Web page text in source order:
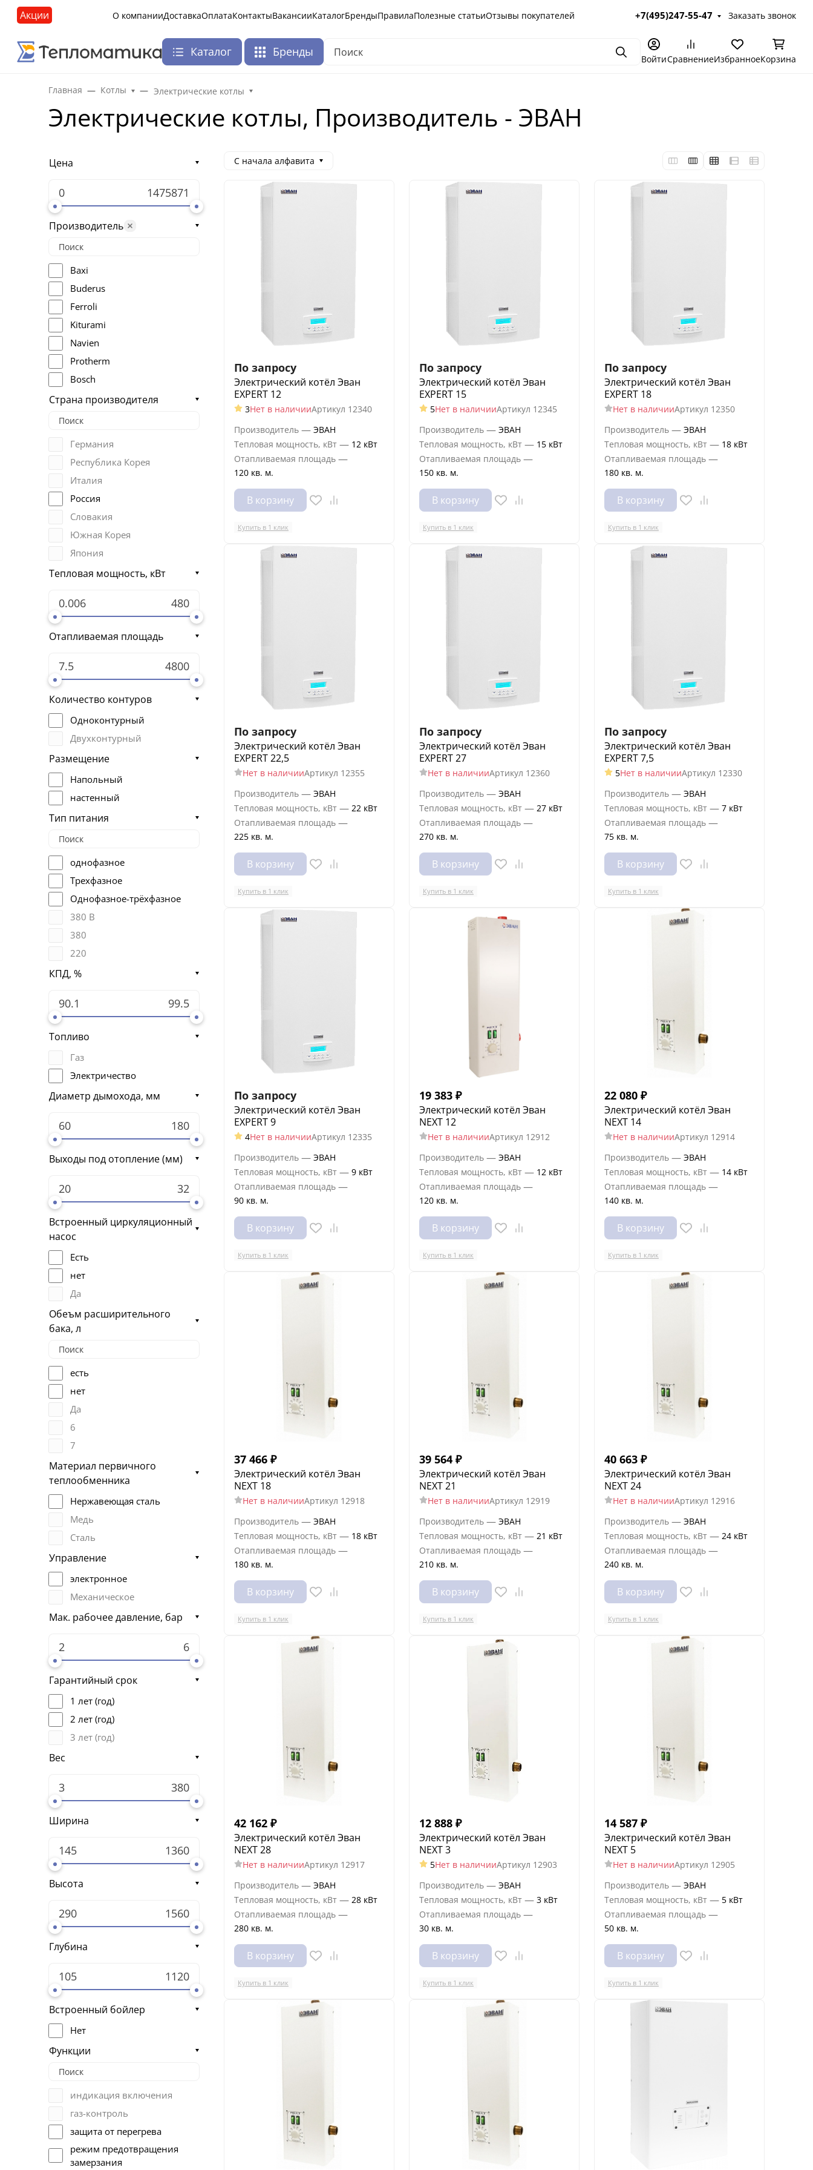
Акции О компанииДоставкаОплатаКонтактыВакансииКаталогБрендыПравилаПолезные статьиОтзывы покупателей +7(495)247-55-47 Заказать звонок
Каталог Бренды ПоискВойтиСравнениеИзбранноеКорзина
Главная Котлы Электрические котлы
Электрические котлы, Производитель - ЭВАН
Цена
Производитель
Baxi
Buderus
Ferroli
Kiturami
Navien
Protherm
Bosch
Viessmann
Рэко
ЭВАН
Страна производителя
Германия
Республика Корея
Италия
Россия
Словакия
Южная Корея
Япония
Тепловая мощность, кВт
Отапливаемая площадь
Количество контуров
Одноконтурный
Двухконтурный
Размещение
Напольный
настенный
Тип питания
однофазное
Трехфазное
Однофазное-трёхфазное
380 В
380
220
КПД, %
Топливо
Газ
Электричество
Диаметр дымохода, мм
Выходы под отопление (мм)
Встроенный циркуляционный
насос
Есть
нет
Да
Обеъм расширительного
бака, л
есть
нет
Да
6
7
Материал первичного
теплообменника
Нержавеющая сталь
Медь
Сталь
Управление
электронное
Механическое
Мак. рабочее давление, бар
Гарантийный срок
1 лет (год)
2 лет (год)
3 лет (год)
Вес
Ширина
Высота
Глубина
Встроенный бойлер
Нет
Функции
индикация включения
газ-контроль
защита от перегрева
режим предотвращения
замерзания
С начала алфавита
По запросу
Электрический котёл Эван
EXPERT 12
3Нет в наличииАртикул 12340
Производитель — ЭВАН
Тепловая мощность, кВт — 12 кВт
Отапливаемая площадь —
120 кв. м.
В корзину
Купить в 1 клик
По запросу
Электрический котёл Эван
EXPERT 15
5Нет в наличииАртикул 12345
Производитель — ЭВАН
Тепловая мощность, кВт — 15 кВт
Отапливаемая площадь —
150 кв. м.
В корзину
Купить в 1 клик
По запросу
Электрический котёл Эван
EXPERT 18
Нет в наличииАртикул 12350
Производитель — ЭВАН
Тепловая мощность, кВт — 18 кВт
Отапливаемая площадь —
180 кв. м.
В корзину
Купить в 1 клик
По запросу
Электрический котёл Эван
EXPERT 22,5
Нет в наличииАртикул 12355
Производитель — ЭВАН
Тепловая мощность, кВт — 22 кВт
Отапливаемая площадь —
225 кв. м.
В корзину
Купить в 1 клик
По запросу
Электрический котёл Эван
EXPERT 27
Нет в наличииАртикул 12360
Производитель — ЭВАН
Тепловая мощность, кВт — 27 кВт
Отапливаемая площадь —
270 кв. м.
В корзину
Купить в 1 клик
По запросу
Электрический котёл Эван
EXPERT 7,5
5Нет в наличииАртикул 12330
Производитель — ЭВАН
Тепловая мощность, кВт — 7 кВт
Отапливаемая площадь —
75 кв. м.
В корзину
Купить в 1 клик
По запросу
Электрический котёл Эван
EXPERT 9
4Нет в наличииАртикул 12335
Производитель — ЭВАН
Тепловая мощность, кВт — 9 кВт
Отапливаемая площадь —
90 кв. м.
В корзину
Купить в 1 клик
19 383 ₽
Электрический котёл Эван
NEXT 12
Нет в наличииАртикул 12912
Производитель — ЭВАН
Тепловая мощность, кВт — 12 кВт
Отапливаемая площадь —
120 кв. м.
В корзину
Купить в 1 клик
22 080 ₽
Электрический котёл Эван
NEXT 14
Нет в наличииАртикул 12914
Производитель — ЭВАН
Тепловая мощность, кВт — 14 кВт
Отапливаемая площадь —
140 кв. м.
В корзину
Купить в 1 клик
37 466 ₽
Электрический котёл Эван
NEXT 18
Нет в наличииАртикул 12918
Производитель — ЭВАН
Тепловая мощность, кВт — 18 кВт
Отапливаемая площадь —
180 кв. м.
В корзину
Купить в 1 клик
39 564 ₽
Электрический котёл Эван
NEXT 21
Нет в наличииАртикул 12919
Производитель — ЭВАН
Тепловая мощность, кВт — 21 кВт
Отапливаемая площадь —
210 кв. м.
В корзину
Купить в 1 клик
40 663 ₽
Электрический котёл Эван
NEXT 24
Нет в наличииАртикул 12916
Производитель — ЭВАН
Тепловая мощность, кВт — 24 кВт
Отапливаемая площадь —
240 кв. м.
В корзину
Купить в 1 клик
42 162 ₽
Электрический котёл Эван
NEXT 28
Нет в наличииАртикул 12917
Производитель — ЭВАН
Тепловая мощность, кВт — 28 кВт
Отапливаемая площадь —
280 кв. м.
В корзину
Купить в 1 клик
12 888 ₽
Электрический котёл Эван
NEXT 3
5Нет в наличииАртикул 12903
Производитель — ЭВАН
Тепловая мощность, кВт — 3 кВт
Отапливаемая площадь —
30 кв. м.
В корзину
Купить в 1 клик
14 587 ₽
Электрический котёл Эван
NEXT 5
Нет в наличииАртикул 12905
Производитель — ЭВАН
Тепловая мощность, кВт — 5 кВт
Отапливаемая площадь —
50 кв. м.
В корзину
Купить в 1 клик